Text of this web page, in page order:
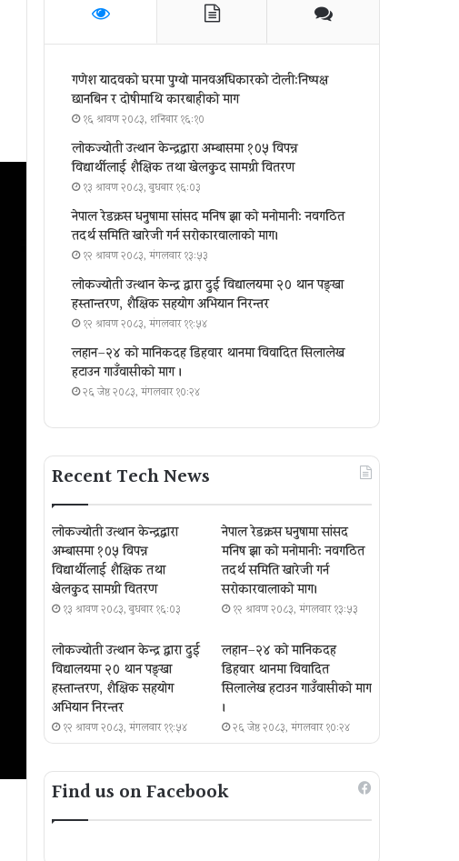
गणेश यादवको घरमा पुग्याे मानवअधिकारकाे टोली:निष्पक्ष
छानबिन र दोषीमाथि कारबाहीको माग
१६ श्रावण २०८३, शनिबार १६:१०
लोकज्योती उत्थान केन्द्रद्वारा अम्बासमा १०५ विपन्न
विद्यार्थीलाई शैक्षिक तथा खेलकुद सामग्री वितरण
१३ श्रावण २०८३, बुधबार १६:०३
नेपाल रेडक्रस धनुषामा सांसद मनिष झा को मनोमानी: नवगठित
तदर्थ समिति खारेजी गर्न सरोकारवालाको माग।
१२ श्रावण २०८३, मंगलवार १३:५३
लोकज्योती उत्थान केन्द्र द्वारा दुई विद्यालयमा २० थान पङ्खा
हस्तान्तरण, शैक्षिक सहयोग अभियान निरन्तर
१२ श्रावण २०८३, मंगलवार ११:५४
लहान–२४ को मानिकदह डिहवार थानमा विवादित सिलालेख
हटाउन गाउँवासीको माग ।
२६ जेष्ठ २०८३, मंगलवार १०:२४
Recent Tech News
लोकज्योती उत्थान केन्द्रद्वारा
अम्बासमा १०५ विपन्न
विद्यार्थीलाई शैक्षिक तथा
खेलकुद सामग्री वितरण
१३ श्रावण २०८३, बुधबार १६:०३
नेपाल रेडक्रस धनुषामा सांसद
मनिष झा को मनोमानी: नवगठित
तदर्थ समिति खारेजी गर्न
सरोकारवालाको माग।
१२ श्रावण २०८३, मंगलवार १३:५३
लोकज्योती उत्थान केन्द्र द्वारा दुई
विद्यालयमा २० थान पङ्खा
हस्तान्तरण, शैक्षिक सहयोग
अभियान निरन्तर
१२ श्रावण २०८३, मंगलवार ११:५४
लहान–२४ को मानिकदह
डिहवार थानमा विवादित
सिलालेख हटाउन गाउँवासीको माग
।
२६ जेष्ठ २०८३, मंगलवार १०:२४
Find us on Facebook